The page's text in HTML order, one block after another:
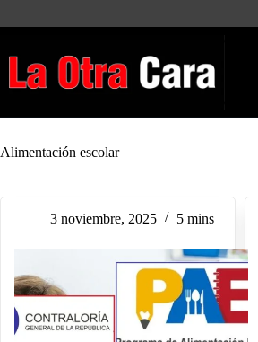
Alimentación escolar
3 noviembre, 2025 5 mins